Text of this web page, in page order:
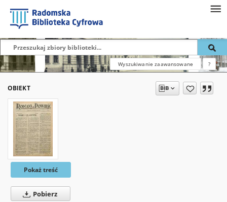
Wyszukiwanie zaawansowane ?
OBIEKT
Pokaż treść
Pobierz